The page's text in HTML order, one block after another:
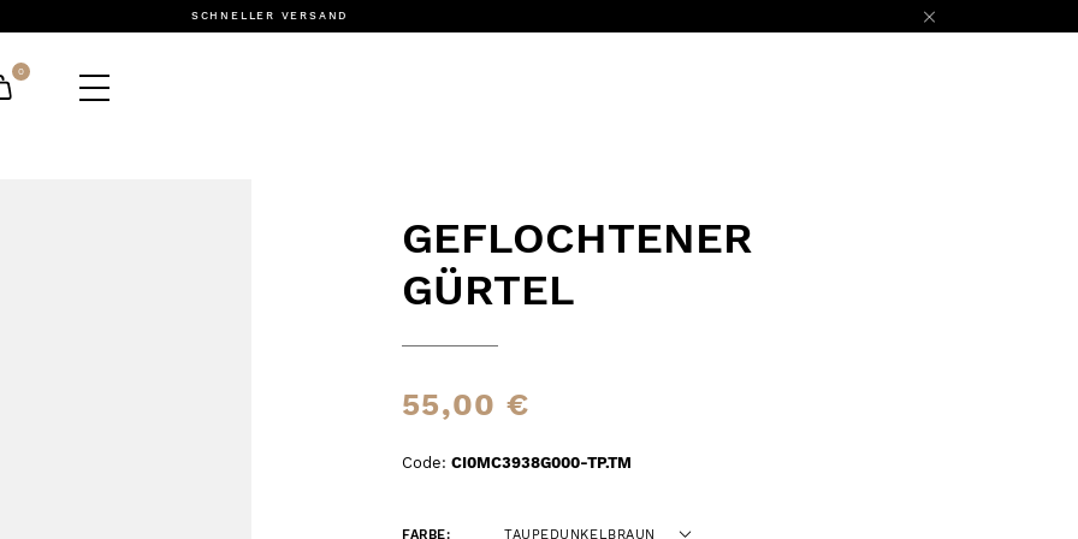
SCHNELLER VERSAND
0
GEFLOCHTENER
GÜRTEL
55,00 €
Code: CI0MC3938G000-TP.TM
FARBE: TAUPEDUNKELBRAUN